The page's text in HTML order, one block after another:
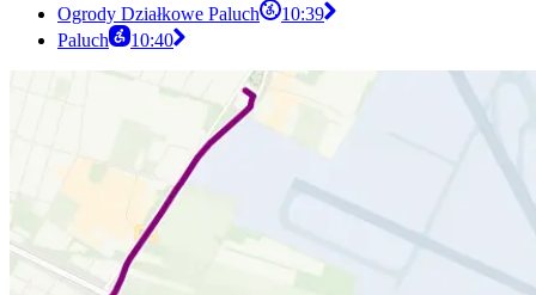
Ogrody Działkowe Paluch
10:39
Paluch
10:40